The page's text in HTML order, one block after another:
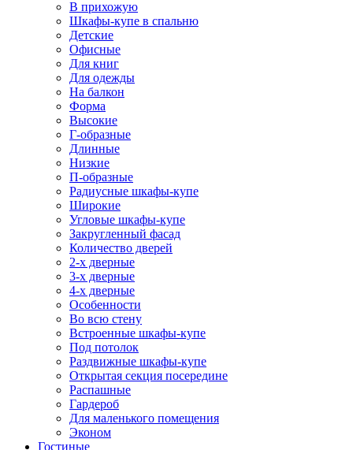
В прихожую
Шкафы-купе в спальню
Детские
Офисные
Для книг
Для одежды
На балкон
Форма
Высокие
Г-образные
Длинные
Низкие
П-образные
Радиусные шкафы-купе
Широкие
Угловые шкафы-купе
Закругленный фасад
Количество дверей
2-х дверные
3-х дверные
4-х дверные
Особенности
Во всю стену
Встроенные шкафы-купе
Под потолок
Раздвижные шкафы-купе
Открытая секция посередине
Распашные
Гардероб
Для маленького помещения
Эконом
Гостиные